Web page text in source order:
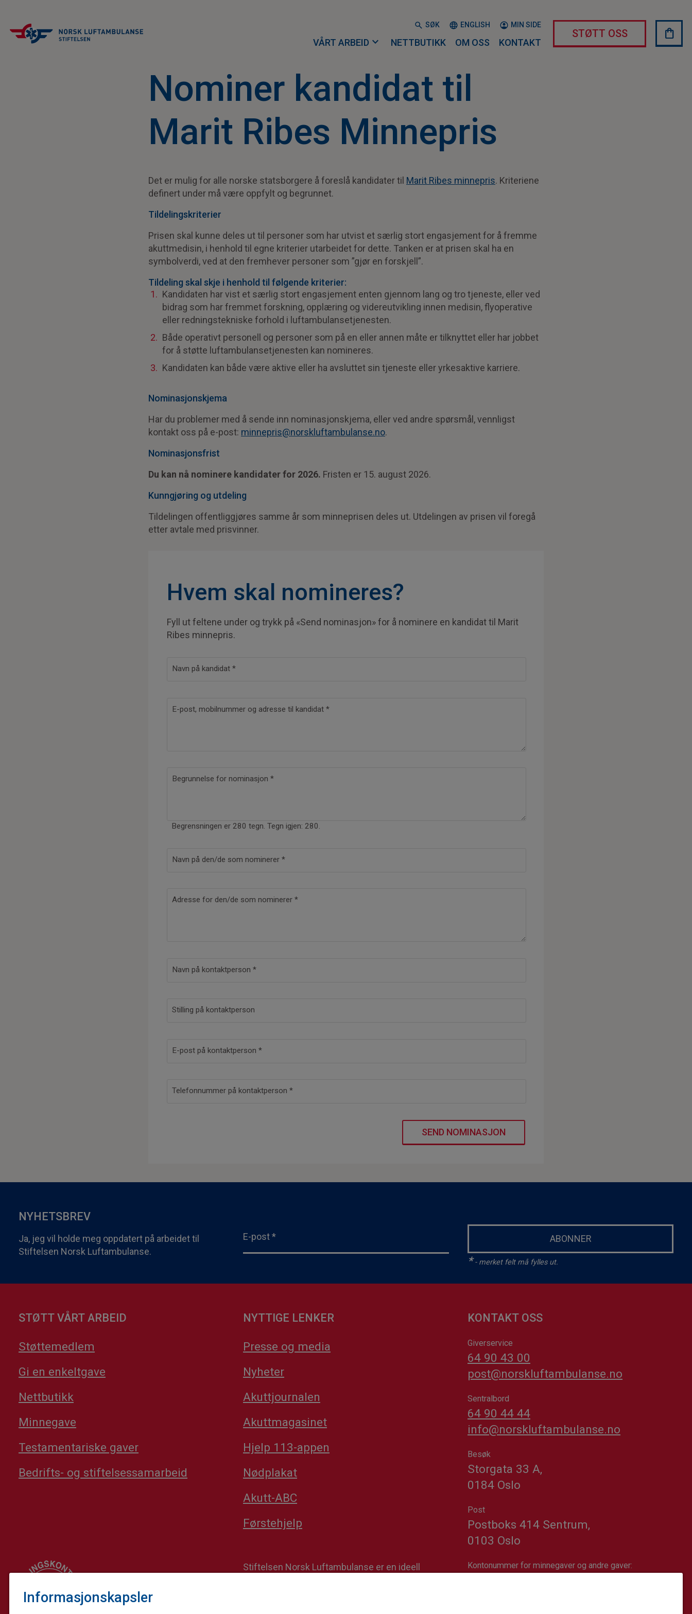
SØK ENGLISH MIN SIDE
VÅRT ARBEID expand_more NETTBUTIKK OM OSS KONTAKT
STØTT OSS shopping_bag
Informasjonskapsler
Nominer kandidat til
Marit Ribes Minnepris
Det er mulig for alle norske statsborgere å foreslå kandidater til Marit Ribes minnepris. Kriteriene
definert under må være oppfylt og begrunnet.
Tildelingskriterier
Prisen skal kunne deles ut til personer som har utvist et særlig stort engasjement for å fremme
akuttmedisin, i henhold til egne kriterier utarbeidet for dette. Tanken er at prisen skal ha en
symbolverdi, ved at den fremhever personer som ”gjør en forskjell”.
Tildeling skal skje i henhold til følgende kriterier:
Kandidaten har vist et særlig stort engasjement enten gjennom lang og tro tjeneste, eller ved
bidrag som har fremmet forskning, opplæring og videreutvikling innen medisin, flyoperative
eller redningstekniske forhold i luftambulansetjenesten.
Både operativt personell og personer som på en eller annen måte er tilknyttet eller har jobbet
for å støtte luftambulansetjenesten kan nomineres.
Kandidaten kan både være aktive eller ha avsluttet sin tjeneste eller yrkesaktive karriere.
Nominasjonskjema
Har du problemer med å sende inn nominasjonskjema, eller ved andre spørsmål, vennligst
kontakt oss på e-post: minnepris@norskluftambulanse.no.
Nominasjonsfrist
Du kan nå nominere kandidater for 2026. Fristen er 15. august 2026.
Kunngjøring og utdeling
Tildelingen offentliggjøres samme år som minneprisen deles ut. Utdelingen av prisen vil foregå
etter avtale med prisvinner.
Hvem skal nomineres?
Fyll ut feltene under og trykk på «Send nominasjon» for å nominere en kandidat til Marit
Ribes minnepris.
Navn på kandidat *
E-post, mobilnummer og adresse til kandidat *
Begrunnelse for nominasjon *
Begrensningen er 280 tegn. Tegn igjen: 280.
Navn på den/de som nominerer *
Adresse for den/de som nominerer *
Navn på kontaktperson *
Stilling på kontaktperson
E-post på kontaktperson *
Telefonnummer på kontaktperson *
SEND NOMINASJON
NYHETSBREV
Ja, jeg vil holde meg oppdatert på arbeidet til
Stiftelsen Norsk Luftambulanse.
E-post* ABONNER
*- merket felt må fylles ut.
STØTT VÅRT ARBEID
Støttemedlem
Gi en enkeltgave
Nettbutikk
Minnegave
Testamentariske gaver
Bedrifts- og stiftelsessamarbeid
NYTTIGE LENKER
Presse og media
Nyheter
Akuttjournalen
Akuttmagasinet
Hjelp 113-appen
Nødplakat
Akutt-ABC
Førstehjelp
KONTAKT OSS
Giverservice
64 90 43 00
post@norskluftambulanse.no
Sentralbord
64 90 44 44
info@norskluftambulanse.no
Besøk
Storgata 33 A,
0184 Oslo
Post
Postboks 414 Sentrum,
0103 Oslo
Kontonummer for minnegaver og andre gaver:
Stiftelsen Norsk Luftambulanse er en ideell